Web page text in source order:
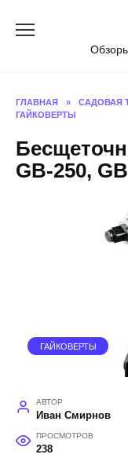
ГЛАВНАЯ » САДОВАЯ
ГАЙКОВЕРТЫ
GB-250,
ГАЙКОВЕРТЫ
АВТОР
Иван Смирнов
ПРОСМОТРОВ
238